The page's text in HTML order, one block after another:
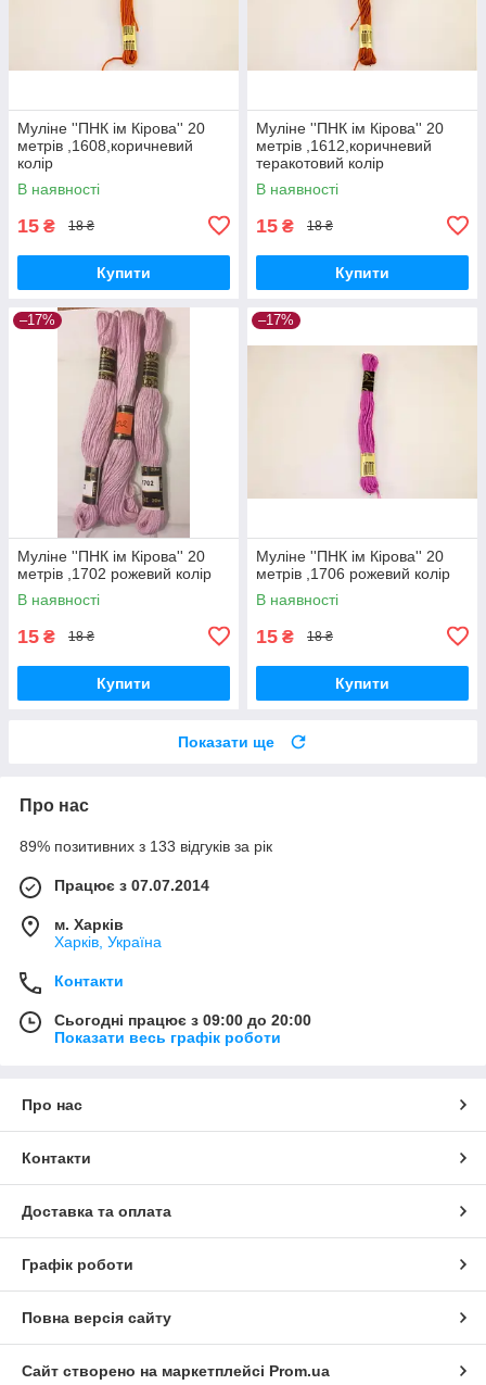
Муліне ''ПНК ім Кірова'' 20
метрів ,1608,коричневий
колір
В наявності
15 ₴ 18 ₴
Купити
Муліне ''ПНК ім Кірова'' 20
метрів ,1612,коричневий
теракотовий колір
В наявності
15 ₴ 18 ₴
Купити
–17%
Муліне ''ПНК ім Кірова'' 20
метрів ,1702 рожевий колір
В наявності
15 ₴ 18 ₴
Купити
–17%
Муліне ''ПНК ім Кірова'' 20
метрів ,1706 рожевий колір
В наявності
15 ₴ 18 ₴
Купити
Показати ще
Про нас
89% позитивних з 133 відгуків за рік
Працює з 07.07.2014
м. Харків
Харків, Україна
Контакти
Сьогодні працює з 09:00 до 20:00
Показати весь графік роботи
Про нас
Контакти
Доставка та оплата
Графік роботи
Повна версія сайту
Сайт створено на маркетплейсі Prom.ua